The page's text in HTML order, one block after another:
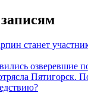
станет
озверевшие
Пятигорск.